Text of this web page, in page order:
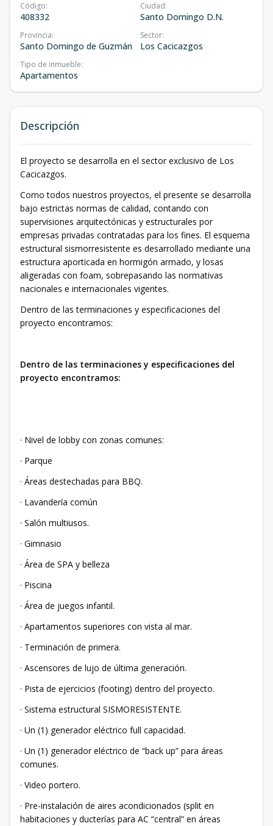
Código:
408332
Ciudad:
Santo Domingo D.N.
Provincia:
Santo Domingo de Guzmán
Sector:
Los Cacicazgos
Tipo de inmueble:
Apartamentos
Descripción
El proyecto se desarrolla en el sector exclusivo de Los
Cacicazgos.
Como todos nuestros proyectos, el presente se desarrolla
bajo estrictas normas de calidad, contando con
supervisiones arquitectónicas y estructurales por
empresas privadas contratadas para los fines. El esquema
estructural sismorresistente es desarrollado mediante una
estructura aporticada en hormigón armado, y losas
aligeradas con foam, sobrepasando las normativas
nacionales e internacionales vigentes.
Dentro de las terminaciones y especificaciones del
proyecto encontramos:
Dentro de las terminaciones y especificaciones del
proyecto encontramos:
· Nivel de lobby con zonas comunes:
· Parque
· Áreas destechadas para BBQ.
· Lavandería común
· Salón multiusos.
· Gimnasio
· Área de SPA y belleza
· Piscina
· Área de juegos infantil.
· Apartamentos superiores con vista al mar.
· Terminación de primera.
· Ascensores de lujo de última generación.
· Pista de ejercicios (footing) dentro del proyecto.
· Sistema estructural SISMORESISTENTE.
· Un (1) generador eléctrico full capacidad.
· Un (1) generador eléctrico de “back up” para áreas
comunes.
· Video portero.
· Pre-instalación de aires acondicionados (split en
habitaciones y ducterías para AC “central” en áreas